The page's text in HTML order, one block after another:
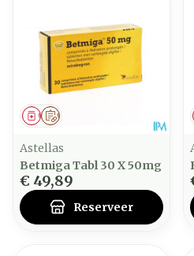
Op voorschrift
Geneesmiddel
Astellas
Betmiga Tabl 30 X 50mg
€ 49,89
Reserveer